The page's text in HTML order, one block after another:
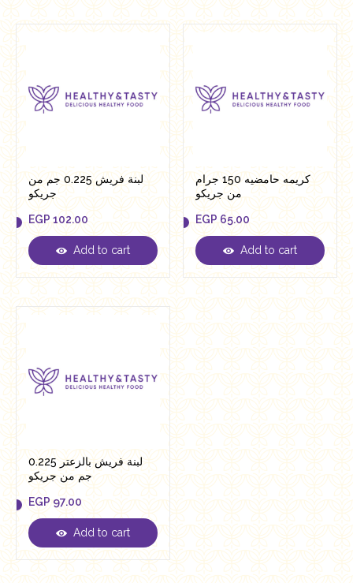
لبنة فريش 0.225 جم من
جريكو
EGP 102.00
EGP 102.00
Add to cart
كريمه حامضيه 150 جرام
من جريكو
EGP 65.00
EGP 65.00
Add to cart
لبنة فريش بالزعتر 0.225
جم من جريكو
EGP 97.00
EGP 97.00
Add to cart